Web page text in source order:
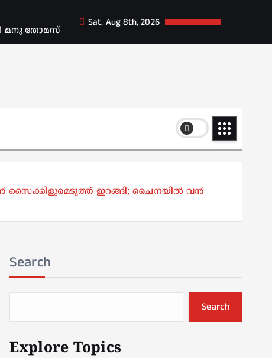
മനു തോമസ്
Sat. Aug 8th, 2026
സൈക്കിളുമെടുത്ത് ഇറങ്ങി; ചൈനയില്‍ വന്‍
Search
Search
Explore Topics